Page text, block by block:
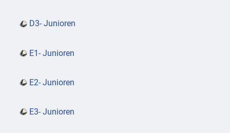
D3- Junioren
E1- Junioren
E2- Junioren
E3- Junioren